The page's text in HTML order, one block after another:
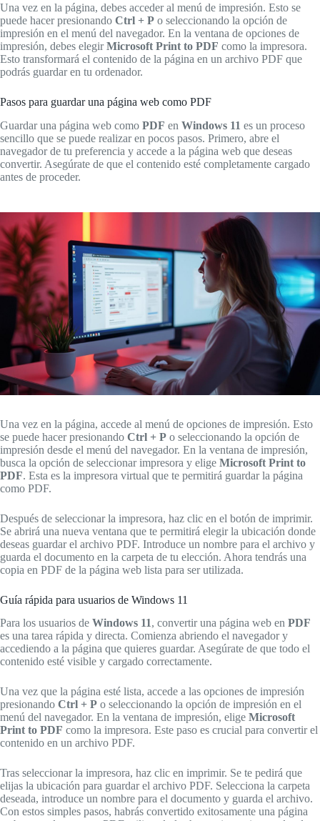
Una vez en la página, debes acceder al menú de impresión. Esto se
puede hacer presionando Ctrl + P o seleccionando la opción de
impresión en el menú del navegador. En la ventana de opciones de
impresión, debes elegirMicrosoft Print to PDF como la impresora.
Esto transformará el contenido de la página en un archivo PDF que
podrás guardar en tu ordenador.
Pasos para guardar una página web como PDF
Guardar una página web como PDF en Windows 11 es un proceso
sencillo que se puede realizar en pocos pasos. Primero, abre el
navegador de tu preferencia y accede a la página web que deseas
convertir. Asegúrate de que el contenido esté completamente cargado
antes de proceder.
Una vez en la página, accede al menú de opciones de impresión. Esto
se puede hacer presionando Ctrl + P o seleccionando la opción de
impresión desde el menú del navegador. En la ventana de impresión,
busca la opción de seleccionar impresora y elige Microsoft Print to
PDF. Esta es la impresora virtual que te permitirá guardar la página
como PDF.
Después de seleccionar la impresora, haz clic en el botón de imprimir.
Se abrirá una nueva ventana que te permitirá elegir la ubicación donde
deseas guardar el archivo PDF. Introduce un nombre para el archivo y
guarda el documento en la carpeta de tu elección. Ahora tendrás una
copia en PDF de la página web lista para ser utilizada.
Guía rápida para usuarios de Windows 11
Para los usuarios de Windows 11, convertir una página web en PDF
es una tarea rápida y directa. Comienza abriendo el navegador y
accediendo a la página que quieres guardar. Asegúrate de que todo el
contenido esté visible y cargado correctamente.
Una vez que la página esté lista, accede a las opciones de impresión
presionando Ctrl + P o seleccionando la opción de impresión en el
menú del navegador. En la ventana de impresión, elige Microsoft
Print to PDF como la impresora. Este paso es crucial para convertir el
contenido en un archivo PDF.
Tras seleccionar la impresora, haz clic en imprimir. Se te pedirá que
elijas la ubicación para guardar el archivo PDF. Selecciona la carpeta
deseada, introduce un nombre para el documento y guarda el archivo.
Con estos simples pasos, habrás convertido exitosamente una página